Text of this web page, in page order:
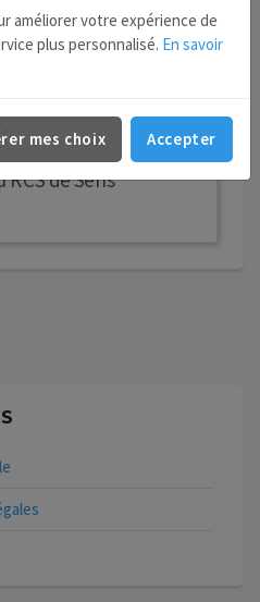
le siège
BIS RUE
du
de Sens
améliorer votre expérience de
plus personnalisé. En savoir
mes choix Accepter